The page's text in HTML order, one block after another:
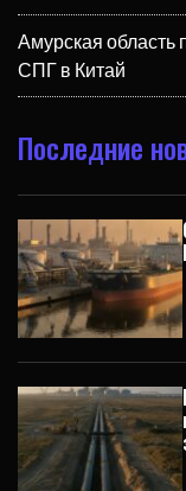
Амурская область
СПГ в Китай
Последние